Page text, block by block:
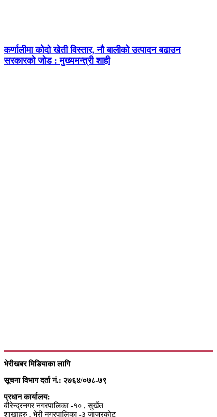
कर्णालीमा कोदो खेती विस्तार, नौ बालीको उत्पादन बढाउन
सरकारको जोड : मुख्यमन्त्री शाही
भेरीखबर मिडियाका लागि
सूचना विभाग दर्ता नं.: २७६४/०७८-७९
प्रधान कार्यालय:
बीरेन्द्रनगर नगरपालिका -१० , सुर्खेत
शाखाहरु , भेरी नगरपालिका -३ जाजरकोट